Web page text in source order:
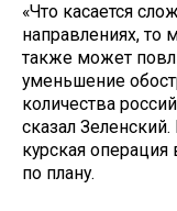
«Что касается
направлениях, то
также может
уменьшение
количества
сказал
курская
по плану.